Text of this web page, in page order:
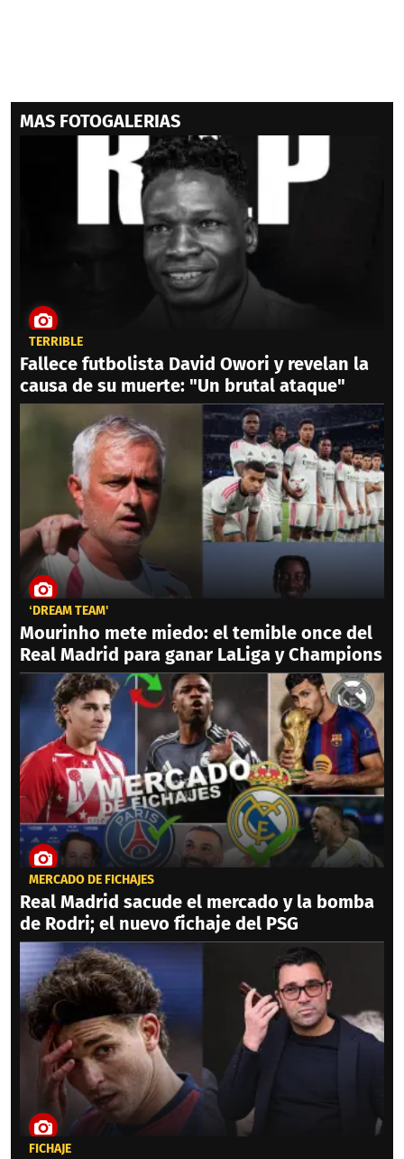
MAS FOTOGALERIAS
TERRIBLE
Fallece futbolista David Owori y revelan la
causa de su muerte: "Un brutal ataque"
‘DREAM TEAM'
Mourinho mete miedo: el temible once del
Real Madrid para ganar LaLiga y Champions
MERCADO DE FICHAJES
Real Madrid sacude el mercado y la bomba
de Rodri; el nuevo fichaje del PSG
FICHAJE